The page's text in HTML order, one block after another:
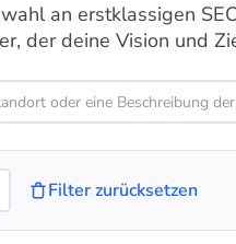
an erstklassigen
der deine Vision und
Filter zurücksetzen